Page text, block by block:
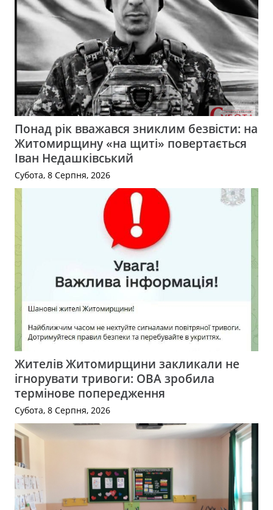
Понад рік вважався зниклим безвісти: на
Житомирщину «на щиті» повертається
Іван Недашківський
Субота, 8 Серпня, 2026
Жителів Житомирщини закликали не
ігнорувати тривоги: ОВА зробила
термінове попередження
Субота, 8 Серпня, 2026